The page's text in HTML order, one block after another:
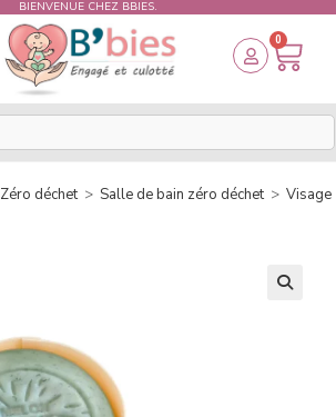
BIENVENUE CHEZ BBIES.
0
Zéro déchet > Salle de bain zéro déchet > Visage